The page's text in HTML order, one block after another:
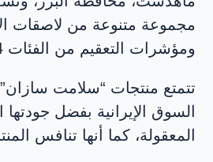
مجموعة متنوعة من لاصقات
ومؤشرات التعقيم من الفئات 4 و5 و6.
تتمتع منتجات “سلامت
السوق الإيرانية بفضل جودتها
المعقولة، كما أنها تنافس